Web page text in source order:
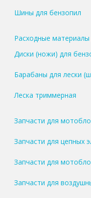
Шины для бензопил
Расходные
Диски (ножи) для
Барабаны для лески
Леска триммерная
Запчасти для
Запчасти для цепных
Запчасти для
Запчасти для